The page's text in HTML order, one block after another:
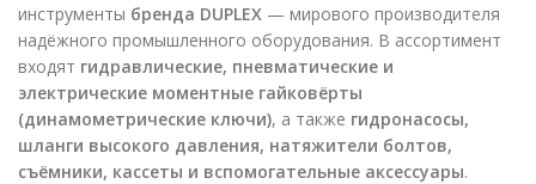
инструменты бренда DUPLEX — мирового производителя
надёжного промышленного оборудования. В ассортимент
входят гидравлические, пневматические и
электрические моментные гайковёрты
(динамометрические ключи), а также гидронасосы,
шланги высокого давления, натяжители болтов,
съёмники, кассеты и вспомогательные аксессуары.